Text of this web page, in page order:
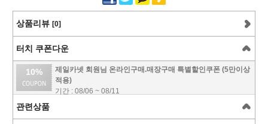
상품리뷰 [0]
터치 쿠폰다운
10%
제일카넷 회원님 온라인구매.매장구매 특별할인쿠폰 (5만이상
적용)
기간 : 08/06 ~ 08/11
관련상품